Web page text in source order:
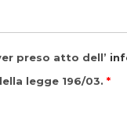
preso atto dell’
legge 196/03. *